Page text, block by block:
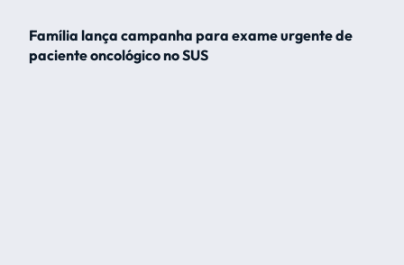
Família lança campanha para exame urgente de
paciente oncológico no SUS